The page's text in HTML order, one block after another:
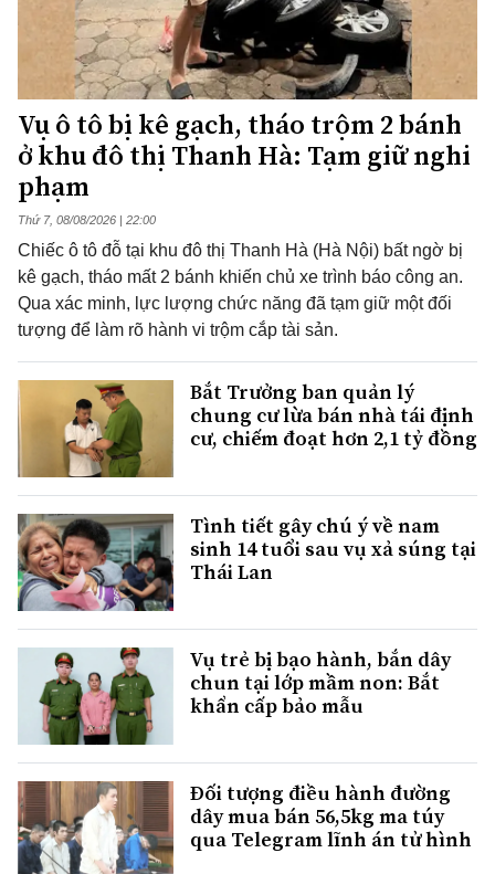
Vụ ô tô bị kê gạch, tháo trộm 2 bánh
ở khu đô thị Thanh Hà: Tạm giữ nghi
phạm
Thứ 7, 08/08/2026 | 22:00
Chiếc ô tô đỗ tại khu đô thị Thanh Hà (Hà Nội) bất ngờ bị
kê gạch, tháo mất 2 bánh khiến chủ xe trình báo công an.
Qua xác minh, lực lượng chức năng đã tạm giữ một đối
tượng để làm rõ hành vi trộm cắp tài sản.
Bắt Trưởng ban quản lý
chung cư lừa bán nhà tái định
cư, chiếm đoạt hơn 2,1 tỷ đồng
Tình tiết gây chú ý về nam
sinh 14 tuổi sau vụ xả súng tại
Thái Lan
Vụ trẻ bị bạo hành, bắn dây
chun tại lớp mầm non: Bắt
khẩn cấp bảo mẫu
Đối tượng điều hành đường
dây mua bán 56,5kg ma túy
qua Telegram lĩnh án tử hình